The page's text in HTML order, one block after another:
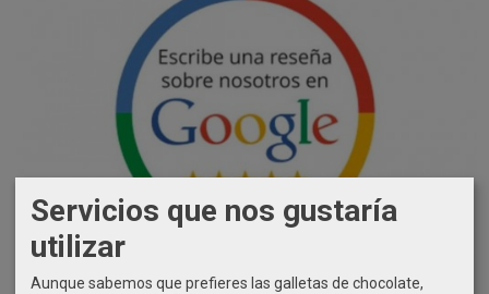
Servicios que nos gustaría
utilizar
Aunque sabemos que prefieres las galletas de chocolate,